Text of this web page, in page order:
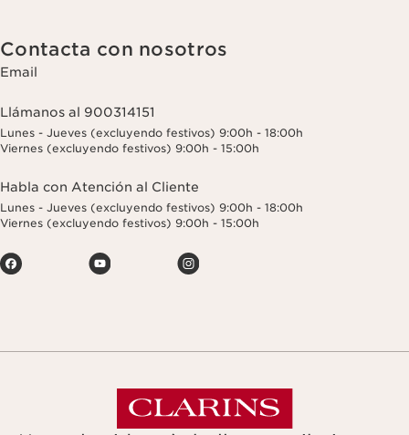
Contacta con nosotros
Email
Llámanos al 900314151
Lunes - Jueves (excluyendo festivos) 9:00h - 18:00h
Viernes (excluyendo festivos) 9:00h - 15:00h
Habla con Atención al Cliente
Lunes - Jueves (excluyendo festivos) 9:00h - 18:00h
Viernes (excluyendo festivos) 9:00h - 15:00h